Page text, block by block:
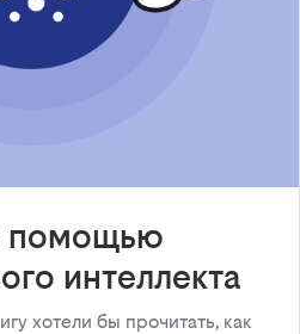
помощью
интеллекта
хотели бы прочитать, как